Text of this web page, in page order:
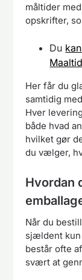
måltider
opskrifter,
Du
Her får du
samtidig
Hver
både hvad
hvilket gør
du vælger,
Hvordan
Når du
sjældent kun
består ofte
svært at